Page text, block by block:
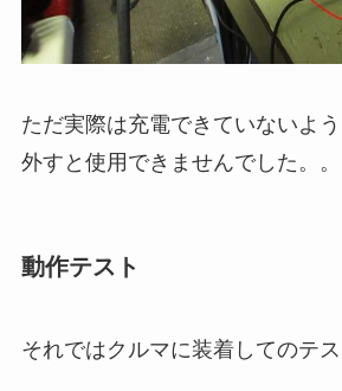
ただ実際は充電できていないよ
外すと使用できませんでした。。
動作テスト
それではクルマに装着してのテス